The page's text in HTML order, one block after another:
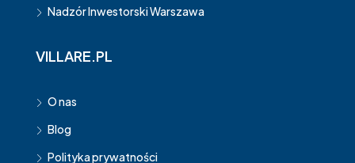
Nadzór Inwestorski Warszawa
VILLARE.PL
O nas
Blog
Polityka prywatności